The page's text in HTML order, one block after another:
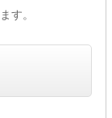
す。